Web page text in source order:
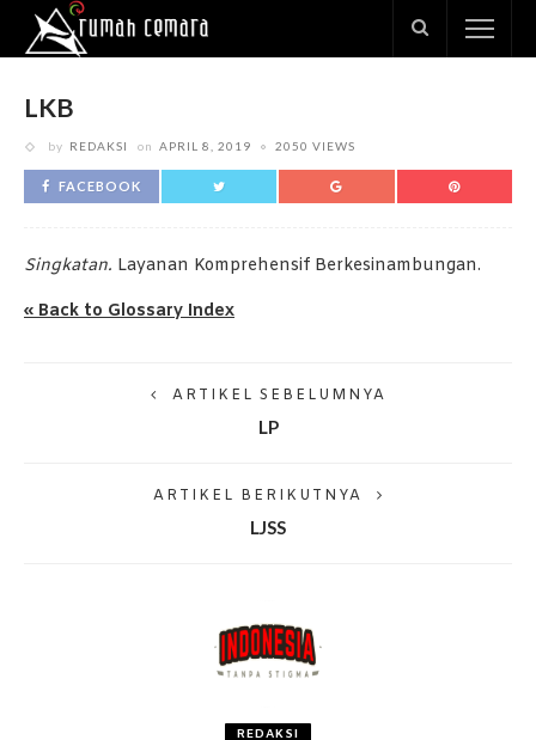
LKB
by REDAKSI on APRIL 8, 2019 2050 VIEWS
FACEBOOK
Singkatan. Layanan Komprehensif Berkesinambungan.
« Back to Glossary Index
ARTIKEL SEBELUMNYA
LP
ARTIKEL BERIKUTNYA
LJSS
REDAKSI